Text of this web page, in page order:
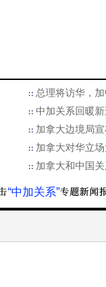
总理将访华，
中加关系回暖
加拿大边境局
加拿大对华立
加拿大和中国
“中加关系”